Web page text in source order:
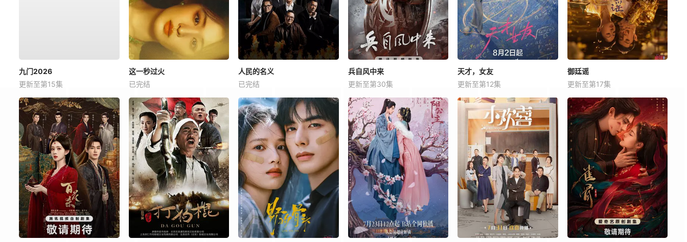
九门2026
更新至第15集
这一秒过火
已完结
人民的名义
已完结
兵自风中来
更新至第30集
天才，女友
更新至第12集
御廷谣
更新至第17集